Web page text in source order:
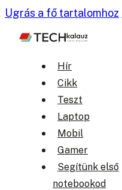
Ugrás a fő tartalomhoz
Hír
Cikk
Teszt
Laptop
Mobil
Gamer
Segítünk első
notebookod